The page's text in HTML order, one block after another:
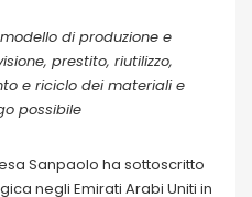
di produzione e
prestito, riutilizzo,
e riciclo dei materiali e
possibile
Sanpaolo ha sottoscritto
negli Emirati Arabi Uniti in